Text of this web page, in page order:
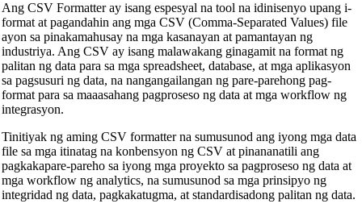
Ang CSV Formatter ay isang espesyal na tool na idinisenyo upang i-
format at pagandahin ang mga CSV (Comma-Separated Values) file
ayon sa pinakamahusay na mga kasanayan at pamantayan ng
industriya. Ang CSV ay isang malawakang ginagamit na format ng
palitan ng data para sa mga spreadsheet, database, at mga aplikasyon
sa pagsusuri ng data, na nangangailangan ng pare-parehong pag-
format para sa maaasahang pagproseso ng data at mga workflow ng
integrasyon.
Tinitiyak ng aming CSV formatter na sumusunod ang iyong mga data
file sa mga itinatag na konbensyon ng CSV at pinananatili ang
pagkakapare-pareho sa iyong mga proyekto sa pagproseso ng data at
mga workflow ng analytics, na sumusunod sa mga prinsipyo ng
integridad ng data, pagkakatugma, at standardisadong palitan ng data.